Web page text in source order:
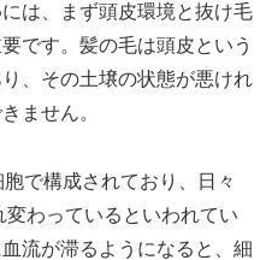
は、まず頭皮環境と抜け毛
です。髪の毛は頭皮という
、その土壌の状態が悪けれ
ません。
で構成されており、日々
わっているといわれてい
流が滞るようになると、細